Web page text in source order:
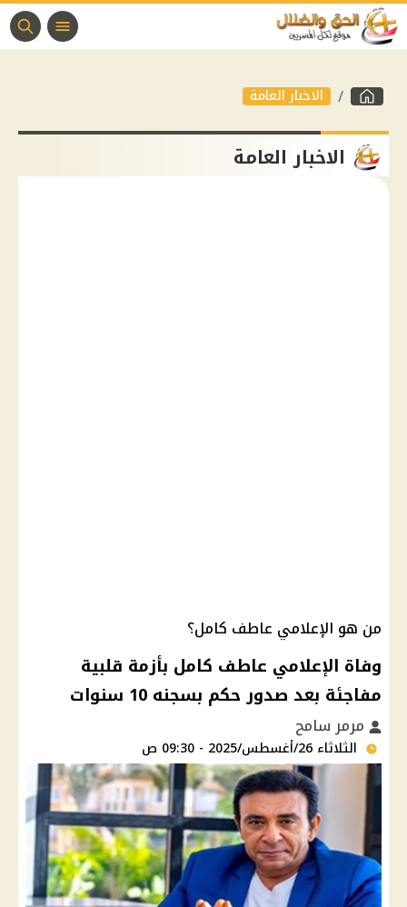
الاخبار العامة
الاخبار العامة
من هو الإعلامي عاطف كامل؟
وفاة الإعلامي عاطف كامل بأزمة قلبية
مفاجئة بعد صدور حكم بسجنه 10 سنوات
مرمر سامح
الثلاثاء 26/أغسطس/2025 - 09:30 ص